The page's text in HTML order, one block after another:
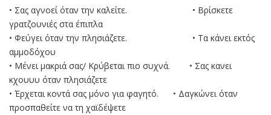
• Σας αγνοεί όταν την καλείτε. • Βρίσκετε
γρατζουνιές στα έπιπλα
• Φεύγει όταν την πλησιάζετε. • Τα κάνει εκτός
αμμοδόχου
• Μένει μακριά σας/ Κρύβεται πιο συχνά. • Σας κανει
κχουυυ όταν πλησιάζετε
• Έρχεται κοντά σας μόνο για φαγητό. • Δαγκώνει όταν
προσπαθείτε να τη χαϊδέψετε